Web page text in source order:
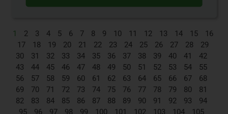
1 2 3 4 5 6 7 8 9 10 11 12 13 14 15
16
17
18 19 20 21 22 23 24 25 26 27 28
29
30
31 32 33 34 35 36 37 38 39 40 41
42
43
44 45 46 47 48 49 50 51 52 53 54
55
56
57 58 59 60 61 62 63 64 65 66 67
68
69
70 71 72 73 74 75 76 77 78 79 80
81
82
83 84 85 86 87 88 89 90 91 92 93
94
95
96 97 98 99 100 101 102 103 104
105